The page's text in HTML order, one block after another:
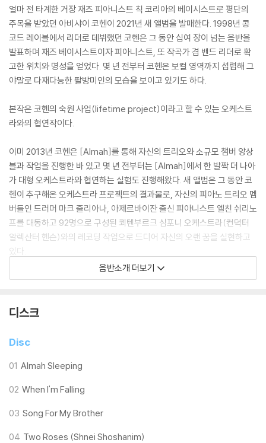
얼마 전 타계한 거장 재즈 피아니스트 칙 코리아의 베이시스트로 평단의
주목을 받았던 아비샤이 코헨이 2021년 새 앨범을 발매한다. 1998년 콩
코드 레이블에서 리더로 데뷔했던 코헨은 그 동안 십여 장이 넘는 음반을
발표하며 재즈 베이시스트이자 피아니스트, 또 작곡가 겸 밴드 리더로 확
고한 위치와 명성을 얻었다. 몇 년 전부터 코헨은 보컬 영역까지 섭렵해 그
야말로 다재다능한 팔방미인의 모습을 보이고 있기도 하다.
본작은 코헨의 숙원 사업(lifetime project)이라고 할 수 있는 오케스트
라와의 협연작이다.
이미 2013년 코헨은 [Almah]를 통해 자신의 트리오와 소규모 챔버 앙상
블과 작업을 진행한 바 있고 몇 년 전부터는 [Almah]에서 한 발짝 더 나아
가 대형 오케스트라와 협연하는 실험도 진행해왔다. 새 앨범은 그 동안 코
헨이 추구해온 오케스트라 프로젝트의 결과물로, 자신의 피아노 트리오 멤
버들인 드러머 마크 줄리아나, 아제르바이잔 출신 피아니스트 엘친 쉬리노
프를 대동하고 92명으로 구성된 쾨텐부르크 심포니 오케스트라(컨덕터
알렉산터 헨슨)와의 레코딩 작업으로 드디어 자신의 오랜 꿈을 실현하고
있다.
현대 재즈는 물론 동유럽의 이국적인 멜로디와 리듬 그리고 여기에 웅장한
를 느껴볼 수 있을 것으로 기대된다.
음반소개 더보기
디스크
Disc
01 Almah Sleeping
02 When I'm Falling
03 Song For My Brother
04 Two Roses (Shnei Shoshanim)